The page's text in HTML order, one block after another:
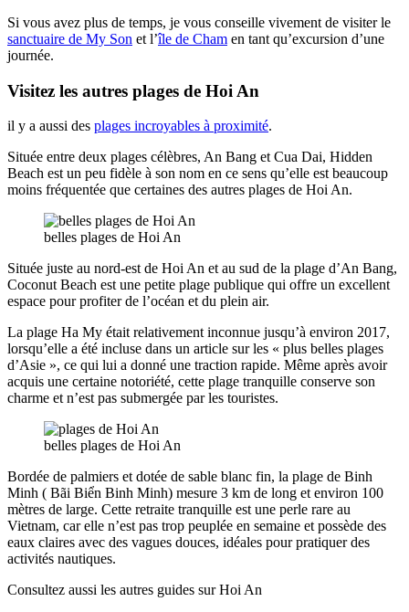
Si vous avez plus de temps, je vous conseille vivement de visiter le
sanctuaire de My Son et l’île de Cham en tant qu’excursion d’une
journée.
Visitez les autres plages de Hoi An
il y a aussi des plages incroyables à proximité.
Située entre deux plages célèbres, An Bang et Cua Dai, Hidden
Beach est un peu fidèle à son nom en ce sens qu’elle est beaucoup
moins fréquentée que certaines des autres plages de Hoi An.
belles plages de Hoi An
Située juste au nord-est de Hoi An et au sud de la plage d’An Bang,
Coconut Beach est une petite plage publique qui offre un excellent
espace pour profiter de l’océan et du plein air.
La plage Ha My était relativement inconnue jusqu’à environ 2017,
lorsqu’elle a été incluse dans un article sur les « plus belles plages
d’Asie », ce qui lui a donné une traction rapide. Même après avoir
acquis une certaine notoriété, cette plage tranquille conserve son
charme et n’est pas submergée par les touristes.
belles plages de Hoi An
Bordée de palmiers et dotée de sable blanc fin, la plage de Binh
Minh ( Bãi Biển Binh Minh) mesure 3 km de long et environ 100
mètres de large. Cette retraite tranquille est une perle rare au
Vietnam, car elle n’est pas trop peuplée en semaine et possède des
eaux claires avec des vagues douces, idéales pour pratiquer des
activités nautiques.
Consultez aussi les autres guides sur Hoi An